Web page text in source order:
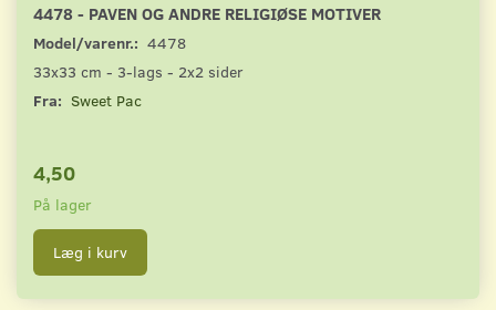
4478 - PAVEN OG ANDRE RELIGIØSE MOTIVER
Model/varenr.: 4478
33x33 cm - 3-lags - 2x2 sider
Fra: Sweet Pac
4,50
På lager
Læg i kurv